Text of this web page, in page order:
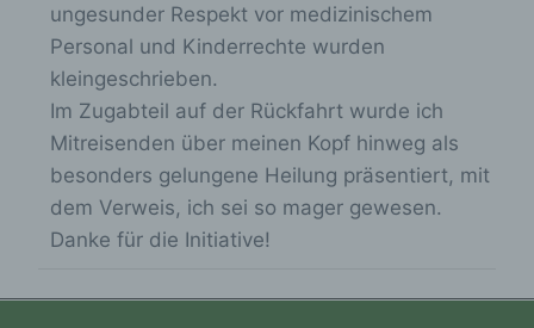
ungesunder Respekt vor medizinischem
Personal und Kinderrechte wurden
kleingeschrieben.
Im Zugabteil auf der Rückfahrt wurde ich
Mitreisenden über meinen Kopf hinweg als
besonders gelungene Heilung präsentiert, mit
dem Verweis, ich sei so mager gewesen.
Danke für die Initiative!
g) Verantwortlicher oder für die
Verarbeitung Verantwortlicher
Verantwortlicher oder für die Verarbeitung
Verantwortlicher ist die natürliche oder
juristische Person, Behörde, Einrichtung
oder andere Stelle, die allein oder
gemeinsam mit anderen über die Zwecke
personenbezogenen Daten entscheidet. Sind